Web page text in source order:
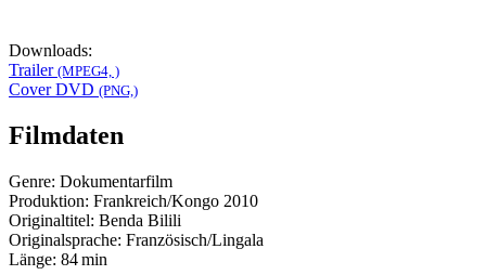
Downloads:
Trailer (MPEG4, )
Cover DVD (PNG,)
Filmdaten
Genre: Dokumentarfilm
Produktion: Frankreich/Kongo 2010
Originaltitel: Benda Bilili
Originalsprache: Französisch/Lingala
Länge: 84 min